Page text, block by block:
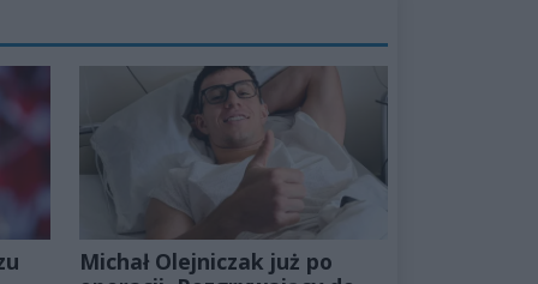
Michał Olejniczak już po